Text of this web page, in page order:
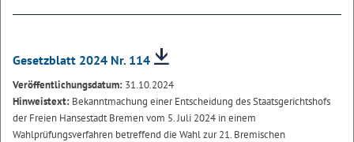
Gesetzblatt 2024 Nr. 114
Veröffentlichungsdatum: 31.10.2024
Hinweistext: Bekanntmachung einer Entscheidung des Staatsgerichtshofs
der Freien Hansestadt Bremen vom 5. Juli 2024 in einem
Wahlprüfungsverfahren betreffend die Wahl zur 21. Bremischen